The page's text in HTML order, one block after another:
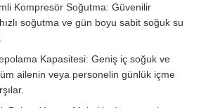
Ek Parçaları
Kompresör Soğutma: Güvenilir
soğutma ve gün boyu sabit soğuk su
Kapasitesi: Geniş iç soğuk ve
ailenin veya personelin günlük içme